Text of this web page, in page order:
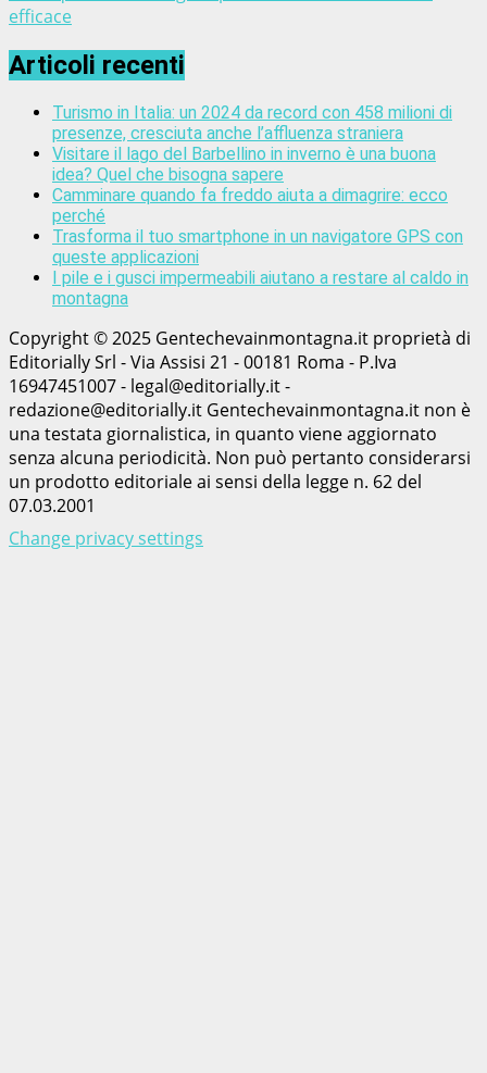
efficace
Articoli recenti
Turismo in Italia: un 2024 da record con 458 milioni di
presenze, cresciuta anche l’affluenza straniera
Visitare il lago del Barbellino in inverno è una buona
idea? Quel che bisogna sapere
Camminare quando fa freddo aiuta a dimagrire: ecco
perché
Trasforma il tuo smartphone in un navigatore GPS con
queste applicazioni
I pile e i gusci impermeabili aiutano a restare al caldo in
montagna
Copyright © 2025 Gentechevainmontagna.it proprietà di
Editorially Srl - Via Assisi 21 - 00181 Roma - P.Iva
16947451007 - legal@editorially.it -
redazione@editorially.it Gentechevainmontagna.it non è
una testata giornalistica, in quanto viene aggiornato
senza alcuna periodicità. Non può pertanto considerarsi
un prodotto editoriale ai sensi della legge n. 62 del
07.03.2001
Change privacy settings